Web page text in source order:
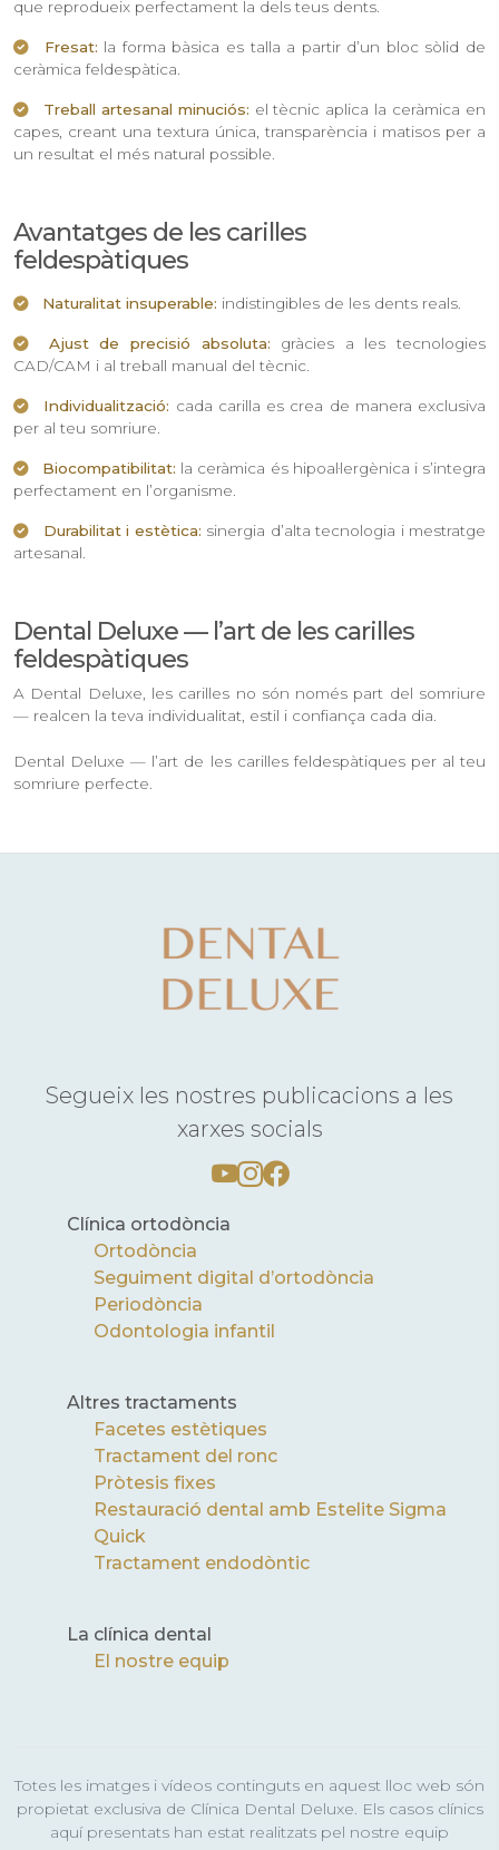
que reprodueix perfectament la dels teus dents.
Fresat: la forma bàsica es talla a partir d’un bloc sòlid de
ceràmica feldespàtica.
Treball artesanal minuciós: el tècnic aplica la ceràmica en
capes, creant una textura única, transparència i matisos per a
un resultat el més natural possible.
Avantatges de les carilles
feldespàtiques
Naturalitat insuperable: indistingibles de les dents reals.
Ajust de precisió absoluta: gràcies a les tecnologies
CAD/CAM i al treball manual del tècnic.
Individualització: cada carilla es crea de manera exclusiva
per al teu somriure.
Biocompatibilitat: la ceràmica és hipoal·lergènica i s’integra
perfectament en l’organisme.
Durabilitat i estètica: sinergia d’alta tecnologia i mestratge
artesanal.
Dental Deluxe — l’art de les carilles
feldespàtiques
A Dental Deluxe, les carilles no són només part del somriure
— realcen la teva individualitat, estil i confiança cada dia.
Dental Deluxe — l’art de les carilles feldespàtiques per al teu
somriure perfecte.
Segueix les nostres publicacions a les
xarxes socials
Clínica ortodòncia
Ortodòncia
Seguiment digital d’ortodòncia
Periodòncia
Odontologia infantil
Altres tractaments
Facetes estètiques
Tractament del ronc
Pròtesis fixes
Restauració dental amb Estelite Sigma
Quick
Tractament endodòntic
La clínica dental
El nostre equip
Totes les imatges i vídeos continguts en aquest lloc web són
propietat exclusiva de Clínica Dental Deluxe. Els casos clínics
aquí presentats han estat realitzats pel nostre equip